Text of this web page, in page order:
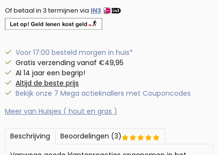
Of betaal in 3 termijnen via IN3
Voor 17:00 besteld morgen in huis*
Gratis verzending vanaf €49,95
Al 14 jaar een begrip!
Altijd de beste prijs
Bekijk onze 7 Mega actieknallers met Couponcodes
Meer van Huisjes ( hout en gras )
Beschrijving
Beoordelingen (3)